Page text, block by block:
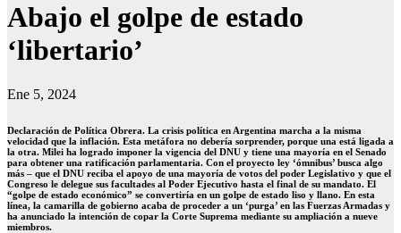
Abajo el golpe de estado
‘libertario’
Ene 5, 2024
Declaración de Política Obrera. La crisis política en Argentina marcha a la misma
velocidad que la inflación. Esta metáfora no debería sorprender, porque una está ligada a
la otra. Milei ha logrado imponer la vigencia del DNU y tiene una mayoría en el Senado
para obtener una ratificación parlamentaria. Con el proyecto ley ‘ómnibus’ busca algo
más – que el DNU reciba el apoyo de una mayoría de votos del poder Legislativo y que el
Congreso le delegue sus facultades al Poder Ejecutivo hasta el final de su mandato. El
“golpe de estado económico” se convertiría en un golpe de estado liso y llano. En esta
línea, la camarilla de gobierno acaba de proceder a un ‘purga’ en las Fuerzas Armadas y
ha anunciado la intención de copar la Corte Suprema mediante su ampliación a nueve
miembros.